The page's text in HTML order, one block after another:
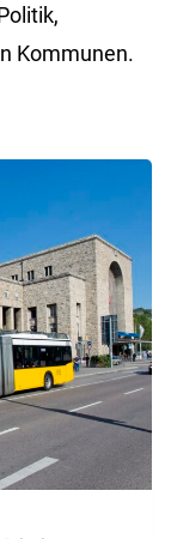
Kommunen.